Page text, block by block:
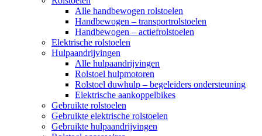
Alle handbewogen rolstoelen
Handbewogen – transportrolstoelen
Handbewogen – actiefrolstoelen
Elektrische rolstoelen
Hulpaandrijvingen
Alle hulpaandrijvingen
Rolstoel hulpmotoren
Rolstoel duwhulp – begeleiders ondersteuning
Elektrische aankoppelbikes
Gebruikte rolstoelen
Gebruikte elektrische rolstoelen
Gebruikte hulpaandrijvingen